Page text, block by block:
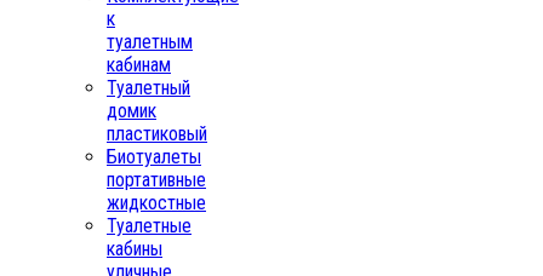
к
туалетным
кабинам
Туалетный
домик
пластиковый
Биотуалеты
портативные
жидкостные
Туалетные
кабины
уличные